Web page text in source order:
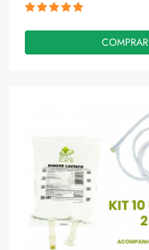
COMPRAR